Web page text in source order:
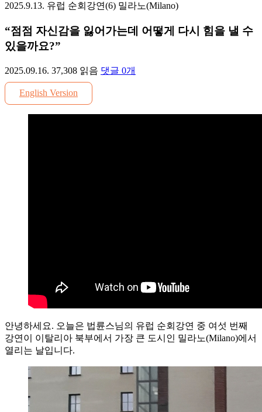
2025.9.13. 유럽 순회강연(6) 밀라노(Milano)
“점점 자신감을 잃어가는데 어떻게 다시 힘을 낼 수
있을까요?”
2025.09.16. 37,308 읽음 댓글 0개
English Version
안녕하세요. 오늘은 법륜스님의 유럽 순회강연 중 여섯 번째
강연이 이탈리아 북부에서 가장 큰 도시인 밀라노(Milano)에서
열리는 날입니다.